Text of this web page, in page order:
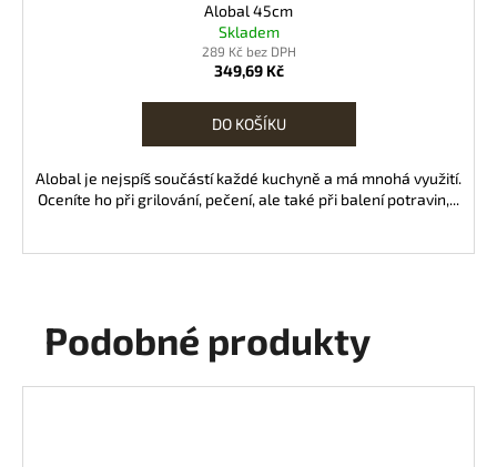
Alobal 45cm
Skladem
289 Kč bez DPH
349,69 Kč
DO KOŠÍKU
Alobal je nejspíš součástí každé kuchyně a má mnohá využití.
Oceníte ho při grilování, pečení, ale také při balení potravin,...
Podobné produkty